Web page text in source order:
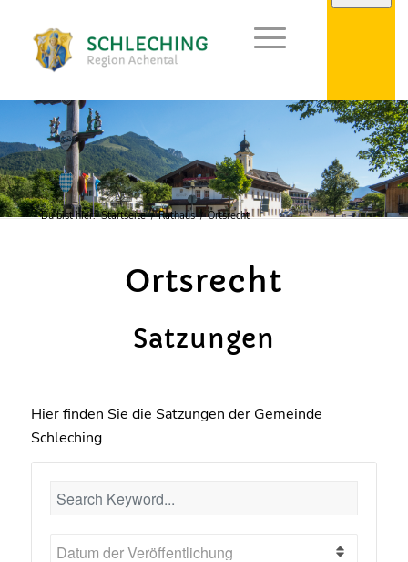
Du bist hier: Startseite / Rathaus / Ortsrecht
Ortsrecht
Satzungen
Hier finden Sie die Satzungen der Gemeinde
Schleching